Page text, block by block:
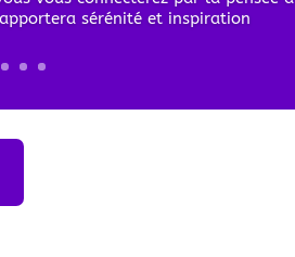
sérénité et inspiration